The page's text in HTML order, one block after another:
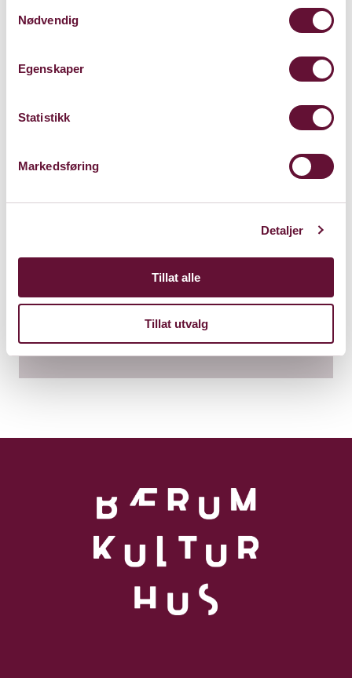
Nødvendig
Egenskaper
Statistikk
Markedsføring
Detaljer
Tillat alle
Tillat utvalg